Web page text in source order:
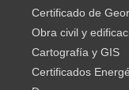
Certificado de
Obra civil y
Cartografía y GIS
Certificados